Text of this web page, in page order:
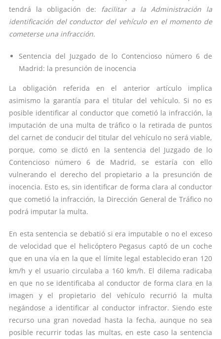
tendrá la obligación de:
facilitar a la Administración la
identificación del conductor del vehículo en el momento de
cometerse una infracción.
Sentencia del Juzgado de lo Contencioso número 6 de
Madrid: la presunción de inocencia
La obligación referida en el anterior artículo implica
asimismo la garantía para el titular del vehículo. Si no es
posible identificar al conductor que cometió la infracción, la
imputación de una multa de tráfico o la retirada de puntos
del carnet de conducir del titular del vehículo no será viable,
porque, como se dictó en la sentencia del Juzgado de lo
Contencioso número 6 de Madrid, se estaría con ello
vulnerando el derecho del propietario a la presunción de
inocencia. Esto es, sin identificar de forma clara al conductor
que cometió la infracción, la Dirección General de Tráfico no
podrá imputar la multa.
En esta sentencia se debatió si era imputable o no el exceso
de velocidad que el helicóptero Pegasus captó de un coche
que en una vía en la que el límite legal establecido eran 120
km/h y el usuario circulaba a 160 km/h. El dilema radicaba
en que no se identificaba al conductor de forma clara en la
imagen y el propietario del vehículo recurrió la multa
negándose a identificar al conductor infractor. Siendo este
recurso una gran novedad hasta la fecha, aunque no sea
posible recurrir todas las multas, en este caso la sentencia